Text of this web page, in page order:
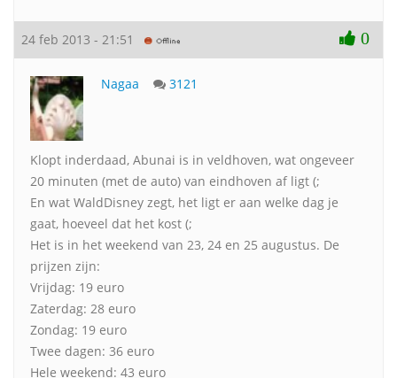
24 feb 2013 - 21:51 0
Nagaa 3121
Klopt inderdaad, Abunai is in veldhoven, wat ongeveer
20 minuten (met de auto) van eindhoven af ligt (;
En wat WaldDisney zegt, het ligt er aan welke dag je
gaat, hoeveel dat het kost (;
Het is in het weekend van 23, 24 en 25 augustus. De
prijzen zijn:
Vrijdag: 19 euro
Zaterdag: 28 euro
Zondag: 19 euro
Twee dagen: 36 euro
Hele weekend: 43 euro